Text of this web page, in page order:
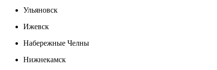
Ульяновск
Ижевск
Набережные Челны
Нижнекамск